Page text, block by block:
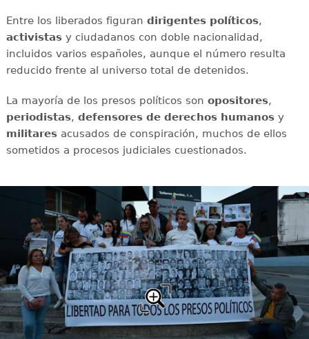
Entre los liberados figuran dirigentes políticos,
activistasy ciudadanos con doble nacionalidad,
incluidos varios españoles, aunque el número resulta
reducido frente al universo total de detenidos.
La mayoría de los presos políticos son opositores,
periodistas, defensores de derechos humanosy
militaresacusados de conspiración, muchos de ellos
sometidos a procesos judiciales cuestionados.